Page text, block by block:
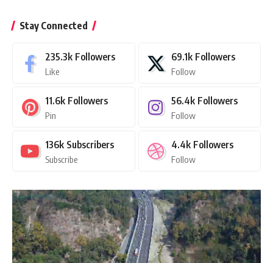
Stay Connected
235.3k Followers
Like
69.1k Followers
Follow
11.6k Followers
Pin
56.4k Followers
Follow
136k Subscribers
Subscribe
4.4k Followers
Follow